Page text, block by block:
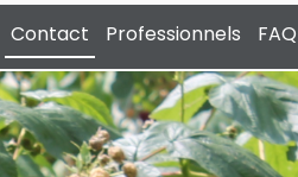
Contact Professionnels FAQ